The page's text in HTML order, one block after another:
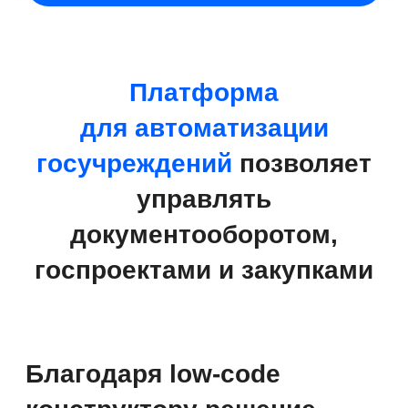
Запишитесь на онлайн-
презентацию
решения для бюджетных
организаций